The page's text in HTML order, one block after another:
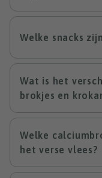
Welke snacks
Wat is het
brokjes en
Welke
het verse vlees?